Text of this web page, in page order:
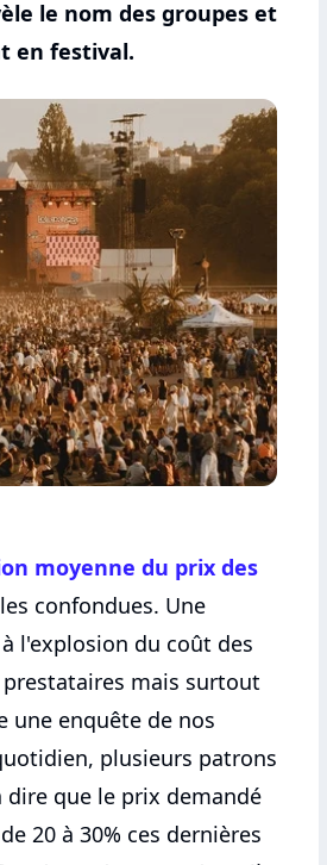
le nom des groupes et
en festival.
moyenne du prix des
confondues. Une
l'explosion du coût des
mais surtout
une enquête de nos
plusieurs patrons
dire que le prix demandé
20 à 30% ces dernières